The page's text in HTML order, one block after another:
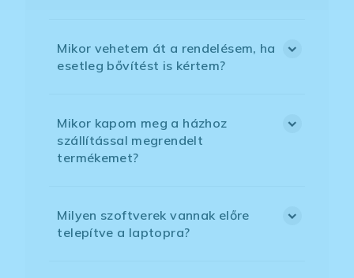
Mikor vehetem át a rendelésem, ha
esetleg bővítést is kértem?
Mikor kapom meg a házhoz
szállítással megrendelt
termékemet?
Milyen szoftverek vannak előre
telepítve a laptopra?